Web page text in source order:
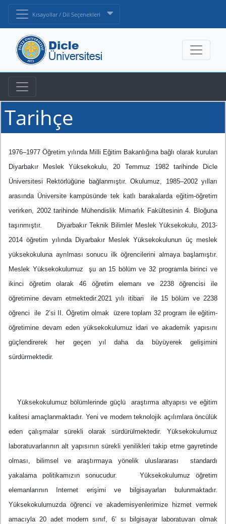
Kısayollar / Dil Seçenekleri
Tarihçe
1976–1977 Öğretim yılında Milli Eğitim Bakanlığına bağlı olarak kurulan
Diyarbakır Meslek Yüksekokulu, 20 Temmuz 1982 tarihinde Dicle
Üniversitesi Rektörlüğüne bağlanmıştır. Okulumuz, 1985–2002 yılları
arasında Üniversite kampüsünde tek katlı barakalarda eğitim-öğretim
verirken, 2002 tarihinde Mühendislik Mimarlık Fakültesinin 4. Bloğuna
taşınmıştır. Diyarbakır Teknik Bilimler Meslek Yüksekokulu, 2013-
2014 öğretim yılında Diyarbakır Meslek Yüksekokulunun üç meslek
yüksekokuluna ayrılması sonucu ilk öğrencilerini almaya başlamıştır.
Meslek Yüksekokulumuz şu an 15 bölüm ve 32 programla birinci ve
ikinci öğretim olarak 46 öğretim elemanı ve 2238 öğrencisi ile
öğretimine devam etmektedir.2021 yılı itibari ile 15 bölüm ve 2238
öğrenci ile 2’si II. Öğretim olmak üzere toplam 32 program ile eğitim-
öğretimine devam eden yüksekokulumuz idari ve akademik yapısını
güçlendirerek her geçen yıl daha da büyüyerek gelişimini
sürdürmektedir.
Yüksekokulumuz bölümlerinde güçlü araştırma altyapısı ve eğitim
kalitesi amaçlanmaktadır. Yeni ve modern teknolojik açılımlara öncülük
eden çalışmalar sürekli olarak sürdürülmektedir. Yüksekokulumuz
laboratuvarlarının alt yapısının sürekli yenilikleri takip etme gayretinde
olması, bilimsel ve araştırmaya yönelik uluslararası standardı
yakalama politikamızın sonucudur. Yüksekokulumuz öğretim
elemanlarının Internet erişimi ve bilgisayarları bulunmaktadır.
Yüksekokulumuzda öğrenci ve akademisyenlerimize hizmet vermek
amacıyla 20 adet modern sınıf, 6’ sı bilgisayar laboratuvarı olmak